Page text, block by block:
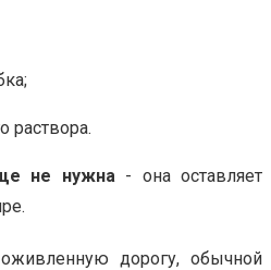
раствора.
не нужна- она оставляет
дорогу, обычной